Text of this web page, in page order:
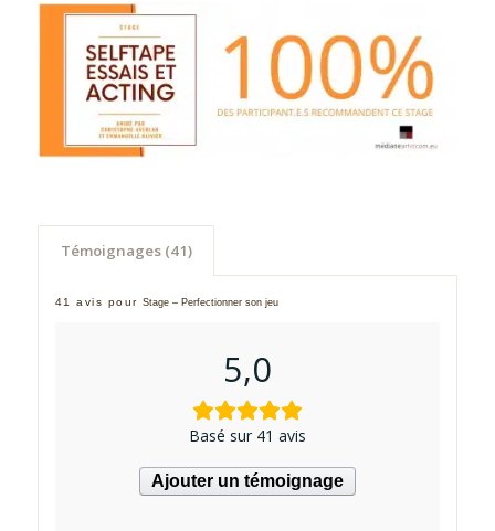
Témoignages (41)
41 avis pourStage – Perfectionner son jeu
5,0
Basé sur 41 avis
Ajouter un témoignage